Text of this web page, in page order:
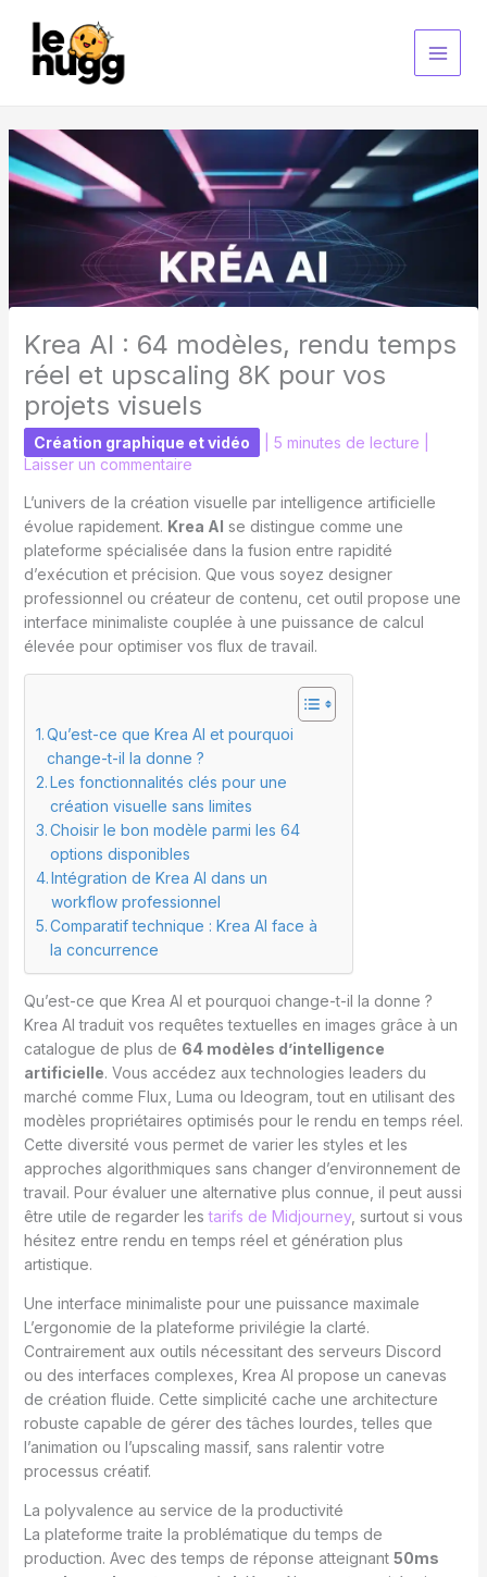
contenu
Krea AI : 64 modèles, rendu temps
réel et upscaling 8K pour vos
projets visuels
Création graphique et vidéo 5 minutes de lecture
Laisser un commentaire
L’univers de la création visuelle par intelligence artificielle
évolue rapidement. Krea AI se distingue comme une
plateforme spécialisée dans la fusion entre rapidité
d’exécution et précision. Que vous soyez designer
professionnel ou créateur de contenu, cet outil propose une
interface minimaliste couplée à une puissance de calcul
élevée pour optimiser vos flux de travail.
Qu’est-ce que Krea AI et pourquoi
change-t-il la donne ?
Les fonctionnalités clés pour une
création visuelle sans limites
Choisir le bon modèle parmi les 64
options disponibles
Intégration de Krea AI dans un
workflow professionnel
Comparatif technique : Krea AI face à
la concurrence
Qu’est-ce que Krea AI et pourquoi change-t-il la donne ?
Krea AI traduit vos requêtes textuelles en images grâce à un
catalogue de plus de 64 modèles d’intelligence
artificielle. Vous accédez aux technologies leaders du
marché comme Flux, Luma ou Ideogram, tout en utilisant des
modèles propriétaires optimisés pour le rendu en temps réel.
Cette diversité vous permet de varier les styles et les
approches algorithmiques sans changer d’environnement de
travail. Pour évaluer une alternative plus connue, il peut aussi
être utile de regarder lestarifs de Midjourney, surtout si vous
hésitez entre rendu en temps réel et génération plus
artistique.
Une interface minimaliste pour une puissance maximale
L’ergonomie de la plateforme privilégie la clarté.
Contrairement aux outils nécessitant des serveurs Discord
ou des interfaces complexes, Krea AI propose un canevas
de création fluide. Cette simplicité cache une architecture
robuste capable de gérer des tâches lourdes, telles que
l’animation ou l’upscaling massif, sans ralentir votre
processus créatif.
La polyvalence au service de la productivité
La plateforme traite la problématique du temps de
production. Avec des temps de réponse atteignant 50ms